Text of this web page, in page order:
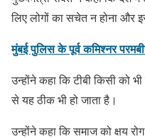
लिए लोगों का सचेत न होना और
मुंबई पुलिस के पूर्व कमिश्नर
उन्होंने कहा कि टीबी किसी को
से यह ठीक भी हो जाता है।
उन्होंने कहा कि समाज को क्षय